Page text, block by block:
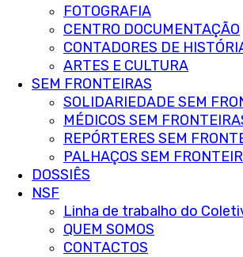
FOTOGRAFIA
CENTRO DOCUMENTAÇÃO
CONTADORES DE
ARTES E CULTURA
SEM FRONTEIRAS
SOLIDARIEDADE SEM
MÉDICOS SEM
REPÓRTERES SEM
PALHAÇOS SEM
DOSSIÊS
NSF
Linha de trabalho do
QUEM SOMOS
CONTACTOS